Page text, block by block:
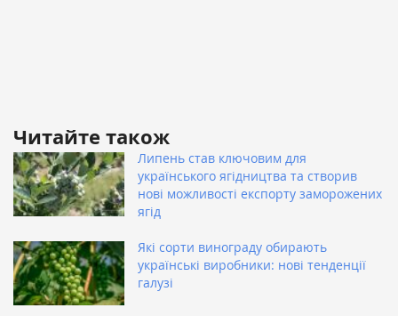
Читайте також
Липень став ключовим для
українського ягідництва та створив
нові можливості експорту заморожених
ягід
Які сорти винограду обирають
українські виробники: нові тенденції
галузі